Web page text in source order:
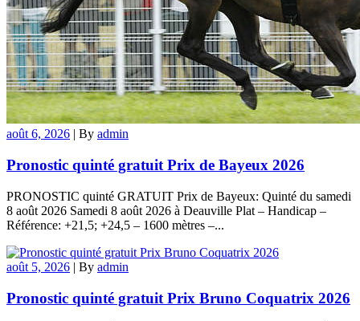
août 6, 2026 | By admin
Pronostic quinté gratuit Prix de Bayeux 2026
PRONOSTIC quinté GRATUIT Prix de Bayeux: Quinté du samedi
8 août 2026 Samedi 8 août 2026 à Deauville Plat – Handicap –
Référence: +21,5; +24,5 – 1600 mètres –...
août 5, 2026 | By admin
Pronostic quinté gratuit Prix Bruno Coquatrix 2026